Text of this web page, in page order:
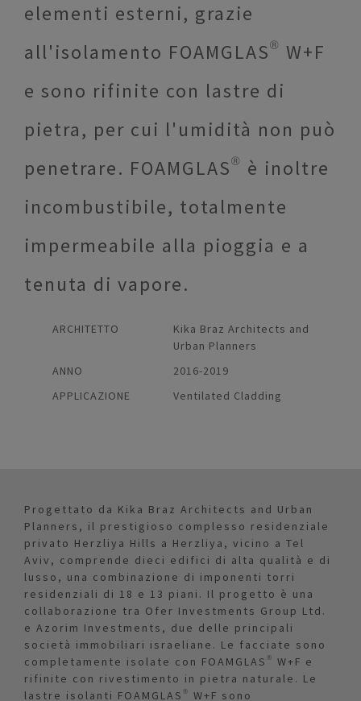
elementi esterni, grazie
all'isolamento FOAMGLAS® W+F
e sono rifinite con lastre di
pietra, per cui l'umidità non può
penetrare. FOAMGLAS® è inoltre
incombustibile, totalmente
impermeabile alla pioggia e a
tenuta di vapore.
ARCHITETTO
Kika Braz Architects and
Urban Planners
ANNO
2016-2019
APPLICAZIONE
Ventilated Cladding
Progettato da Kika Braz Architects and Urban
Planners, il prestigioso complesso residenziale
privato Herzliya Hills a Herzliya, vicino a Tel
Aviv, comprende dieci edifici di alta qualità e di
lusso, una combinazione di imponenti torri
residenziali di 18 e 13 piani. Il progetto è una
collaborazione tra Ofer Investments Group Ltd.
e Azorim Investments, due delle principali
società immobiliari israeliane. Le facciate sono
completamente isolate con FOAMGLAS® W+F e
rifinite con rivestimento in pietra naturale. Le
lastre isolanti FOAMGLAS® W+F sono